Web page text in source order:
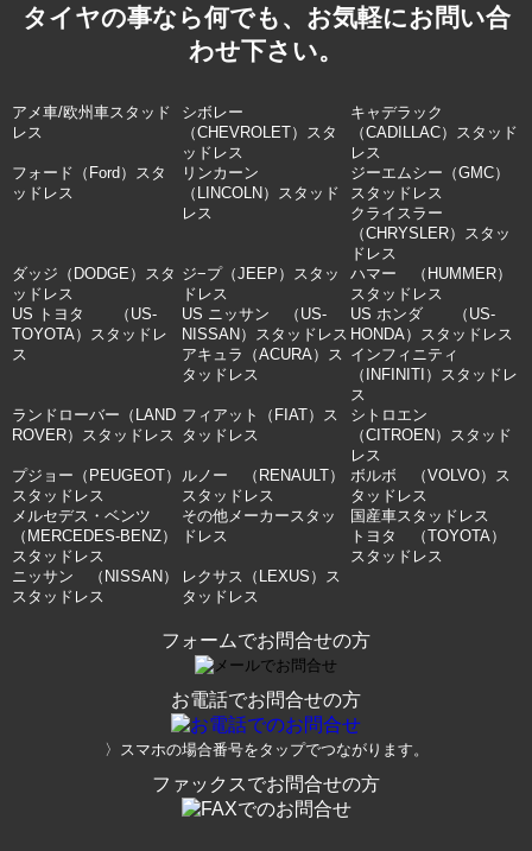
タイヤの事なら何でも、お気軽にお問い合
わせ下さい。
アメ車/欧州車スタッド
レス
シボレー
（CHEVROLET）スタ
ッドレス
キャデラック
（CADILLAC）スタッド
レス
フォード（Ford）スタ
ッドレス
リンカーン
（LINCOLN）スタッド
レス
ジーエムシー（GMC）
スタッドレス
クライスラー
（CHRYSLER）スタッ
ドレス
ダッジ（DODGE）スタ
ッドレス
ジ−プ（JEEP）スタッ
ドレス
ハマー （HUMMER）
スタッドレス
US トヨタ （US-
TOYOTA）スタッドレ
ス
US ニッサン （US-
NISSAN）スタッドレス
US ホンダ （US-
HONDA）スタッドレス
アキュラ（ACURA）ス
タッドレス
インフィニティ
（INFINITI）スタッドレ
ス
ランドローバー（LAND
ROVER）スタッドレス
フィアット（FIAT）ス
タッドレス
シトロエン
（CITROEN）スタッド
レス
プジョー（PEUGEOT）
スタッドレス
ルノー （RENAULT）
スタッドレス
ボルボ （VOLVO）ス
タッドレス
メルセデス・ベンツ
（MERCEDES-BENZ）
スタッドレス
その他メーカースタッ
ドレス
国産車スタッドレス
トヨタ （TOYOTA）
スタッドレス
ニッサン （NISSAN）
スタッドレス
レクサス（LEXUS）ス
タッドレス
フォームでお問合せの方
お電話でお問合せの方
〉スマホの場合番号をタップでつながります。
ファックスでお問合せの方